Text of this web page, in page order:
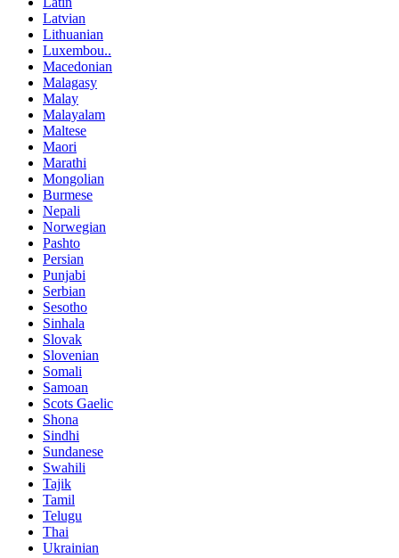
Latvian
Lithuanian
Luxembou..
Macedonian
Malagasy
Malay
Malayalam
Maltese
Maori
Marathi
Mongolian
Burmese
Nepali
Norwegian
Pashto
Persian
Punjabi
Serbian
Sesotho
Sinhala
Slovak
Slovenian
Somali
Samoan
Scots Gaelic
Shona
Sindhi
Sundanese
Swahili
Tajik
Tamil
Telugu
Thai
Ukrainian